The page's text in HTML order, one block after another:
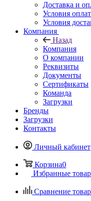
Доставка и
Условия
Условия
Компания
Назад
Компания
О компании
Реквизиты
Документы
Сертификаты
Команда
Загрузки
Бренды
Загрузки
Контакты
Личный кабинет
Корзина0
Избранные
Сравнение